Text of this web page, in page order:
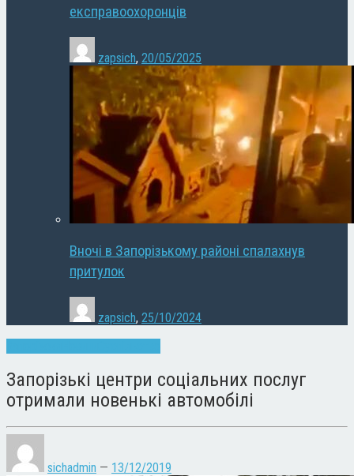
експравоохоронців
zapsich, 20/05/2025
Вночі в Запорізькому районі спалахнув
притулок
zapsich, 25/10/2024
Запорізькі центри соціальних послуг
отримали новенькі автомобілі
sichadmin — 13/12/2019